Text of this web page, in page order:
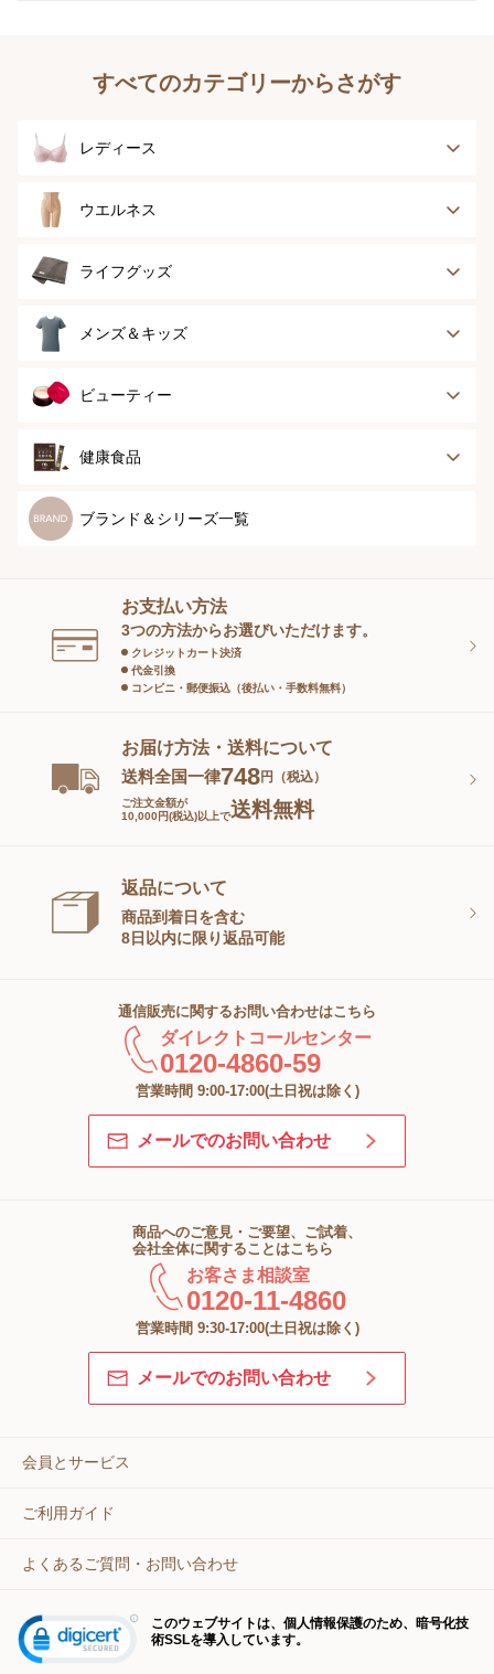
すべてのカテゴリーからさがす
レディース
ブラジャー
ボディースーツ
ランジェリー
イツ
ウエルネス
健康サポート
スポーツ
ライフグッズ
アウター
グッズ
メンズ＆キッズ
メンズトップ
メンズソックス
ビューティー
スキンケア
スペシャルケア
スキンケアグッズ
健康食品
健康食品
ブランド＆シリーズ一覧
お支払い方法
3つの方法からお選びいただけます。
クレジットカート決済
代金引換
コンビニ・郵便振込（後払い・手数料無料）
お届け方法・送料について
送料全国一律748円（税込）
ご注文金額が
10,000円(税込)以上で送料無料
返品について
商品到着日を含む
8日以内に限り返品可能
通信販売に関するお問い合わせはこちら
ダイレクトコールセンター
0120-4860-59
営業時間 9:00-17:00(土日祝は除く)
メールでのお問い合わせ
商品へのご意見・ご要望、ご試着、
会社全体に関することはこちら
お客さま相談室
0120-11-4860
営業時間 9:30-17:00(土日祝は除く)
メールでのお問い合わせ
会員とサービス
ご利用ガイド
よくあるご質問・お問い合わせ
このウェブサイトは、個人情報保護のため、暗号化技
術SSLを導入しています。